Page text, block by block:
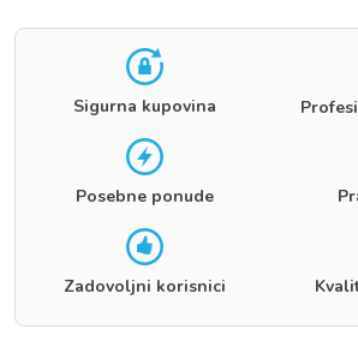
Sigurna kupovina
Posebne ponude
Zadovoljni korisnici